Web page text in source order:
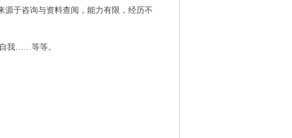
于咨询与资料查阅，能力有限，经历不
我……等等。